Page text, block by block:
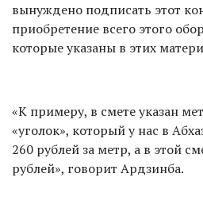
вынуждено подписать этот
приобретение всего этого
которые указаны в этих
«К примеру, в смете указан
«уголок», который у нас в
260 рублей за метр, а в этой
рублей», говорит Ардзинба.